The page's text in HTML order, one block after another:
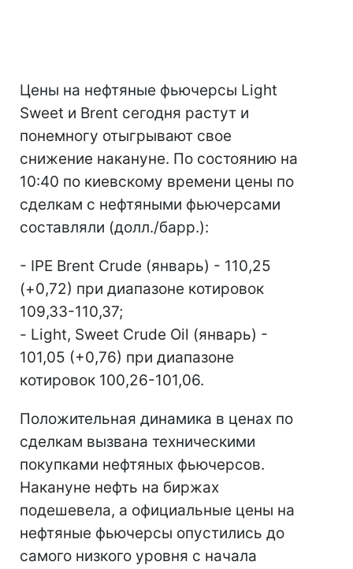
Цены на нефтяные фьючерсы Light
Sweet и Brent сегодня растут и
понемногу отыгрывают свое
снижение накануне. По состоянию на
10:40 по киевскому времени цены по
сделкам с нефтяными фьючерсами
составляли (долл./барр.):
- IPE Brent Crude (январь) - 110,25
(+0,72) при диапазоне котировок
109,33-110,37;
- Light, Sweet Crude Oil (январь) -
101,05 (+0,76) при диапазоне
котировок 100,26-101,06.
Положительная динамика в ценах по
сделкам вызвана техническими
покупками нефтяных фьючерсов.
Накануне нефть на биржах
подешевела, а официальные цены на
нефтяные фьючерсы опустились до
самого низкого уровня с начала